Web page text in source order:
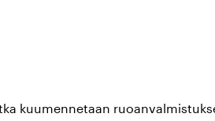
kuumennetaan